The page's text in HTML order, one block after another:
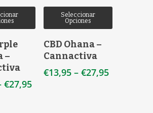
–
€27,95
Seleccionar
Opciones
CBD Ohana –
Cannactiva
€13,95 – €27,95